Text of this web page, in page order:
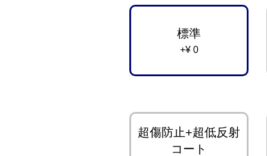
標準
+¥ 0
超傷防止+超低反射
コート